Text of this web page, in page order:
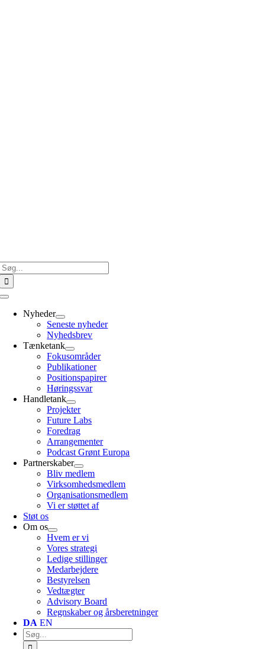
Toggle
NavigationNyheder
Seneste nyheder
Nyhedsbrev
Tænketank
Fokusområder
Publikationer
Positionspapirer
Høringssvar
Handletank
Projekter
Future Labs
Foredrag
Arrangementer
Podcast Grønt Europa
Partnerskaber
Bliv medlem
Virksomhedsmedlem
Organisationsmedlem
Vi er støttet af
Støt os
Om os
Hvem er vi
Vores strategi
Ledige stillinger
Medarbejdere
Bestyrelsen
Vedtægter
Advisory Board
Regnskaber og årsberetninger
DA EN
Søg
efter: